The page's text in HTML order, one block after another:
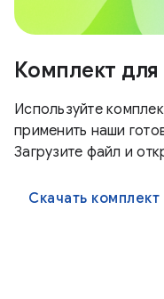
Комплект
Используйте
применить наши
Загрузите файл и
Скачать